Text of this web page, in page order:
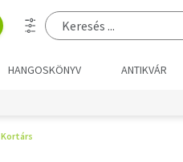
HANGOSKÖNYV ANTIKVÁR
Kortárs